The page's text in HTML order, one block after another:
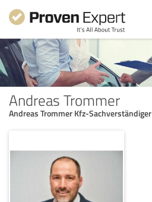
Andreas Trommer
Andreas Trommer Kfz-Sachverständiger